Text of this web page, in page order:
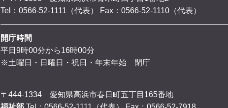
Tel：0566-52-1111（代表）
Fax：0566-52-1110（代表）
開庁時間
平日9時00分から16時00分
※土曜日・日曜日・祝日・年末年始 閉庁
〒444-1334 愛知県高浜市春日町五丁目165番地